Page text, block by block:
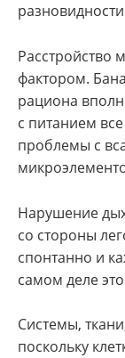
Расстройство
фактором.
рациона
с питанием
проблемы с
Нарушение
со стороны
спонтанно и
самом деле
Системы,
поскольку